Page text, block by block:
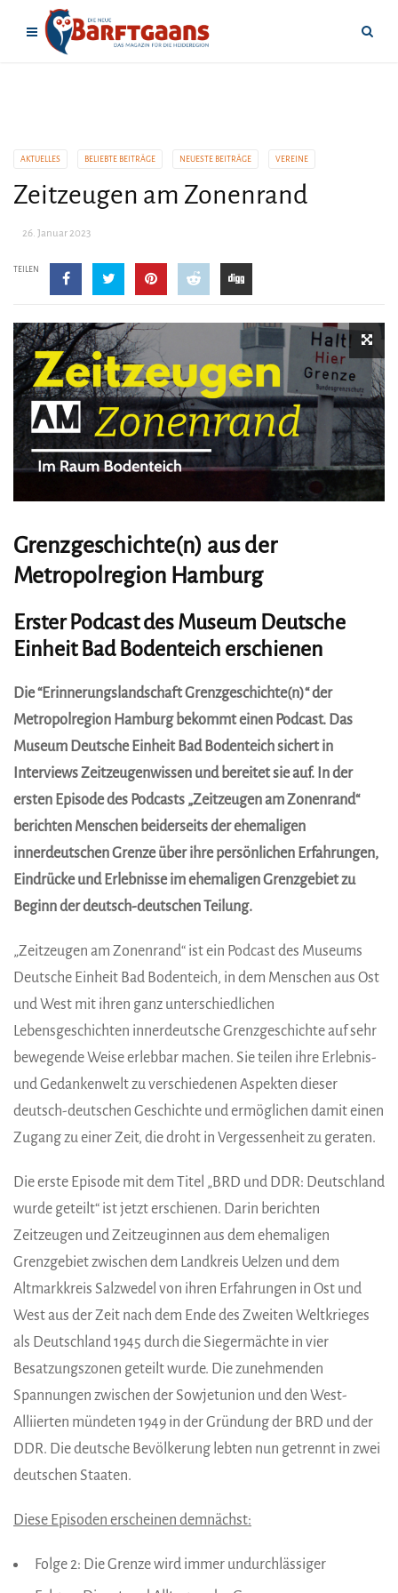
AKTUELLES BELIEBTE BEITRÄGE NEUESTE BEITRÄGE VEREINE
Zeitzeugen am Zonenrand
26. Januar 2023
TEILEN
Grenzgeschichte(n) aus der
Metropolregion Hamburg
Erster Podcast des Museum Deutsche
Einheit Bad Bodenteich erschienen
Die “Erinnerungslandschaft Grenzgeschichte(n)“ der
Metropolregion Hamburg bekommt einen Podcast. Das
Museum Deutsche Einheit Bad Bodenteich sichert in
Interviews Zeitzeugenwissen und bereitet sie auf. In der
ersten Episode des Podcasts „Zeitzeugen am Zonenrand“
berichten Menschen beiderseits der ehemaligen
innerdeutschen Grenze über ihre persönlichen Erfahrungen,
Eindrücke und Erlebnisse im ehemaligen Grenzgebiet zu
Beginn der deutsch-deutschen Teilung.
„Zeitzeugen am Zonenrand“ ist ein Podcast des Museums
Deutsche Einheit Bad Bodenteich, in dem Menschen aus Ost
und West mit ihren ganz unterschiedlichen
Lebensgeschichten innerdeutsche Grenzgeschichte auf sehr
bewegende Weise erlebbar machen. Sie teilen ihre Erlebnis-
und Gedankenwelt zu verschiedenen Aspekten dieser
deutsch-deutschen Geschichte und ermöglichen damit einen
Zugang zu einer Zeit, die droht in Vergessenheit zu geraten.
Die erste Episode mit dem Titel „BRD und DDR: Deutschland
wurde geteilt“ ist jetzt erschienen. Darin berichten
Zeitzeugen und Zeitzeuginnen aus dem ehemaligen
Grenzgebiet zwischen dem Landkreis Uelzen und dem
Altmarkkreis Salzwedel von ihren Erfahrungen in Ost und
West aus der Zeit nach dem Ende des Zweiten Weltkrieges
als Deutschland 1945 durch die Siegermächte in vier
Besatzungszonen geteilt wurde. Die zunehmenden
Spannungen zwischen der Sowjetunion und den West-
Alliierten mündeten 1949 in der Gründung der BRD und der
DDR. Die deutsche Bevölkerung lebten nun getrennt in zwei
deutschen Staaten.
Diese Episoden erscheinen demnächst:
Folge 2: Die Grenze wird immer undurchlässiger